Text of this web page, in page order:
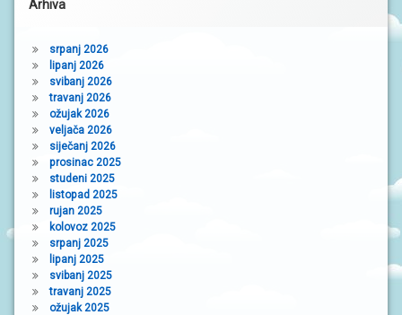
Arhiva
srpanj 2026
lipanj 2026
svibanj 2026
travanj 2026
ožujak 2026
veljača 2026
siječanj 2026
prosinac 2025
studeni 2025
listopad 2025
rujan 2025
kolovoz 2025
srpanj 2025
lipanj 2025
svibanj 2025
travanj 2025
ožujak 2025